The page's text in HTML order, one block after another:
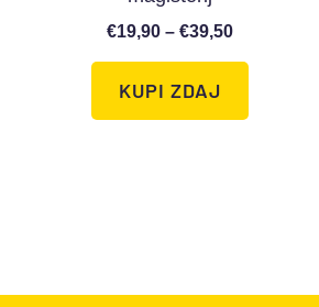
€19,90 – €39,50
KUPI ZDAJ